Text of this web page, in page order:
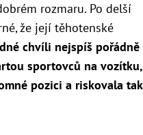
rozmaru. Po delší
že její těhotenské
chvíli nejspíš pořádně
sportovců na vozítku,
pozici a riskovala tak